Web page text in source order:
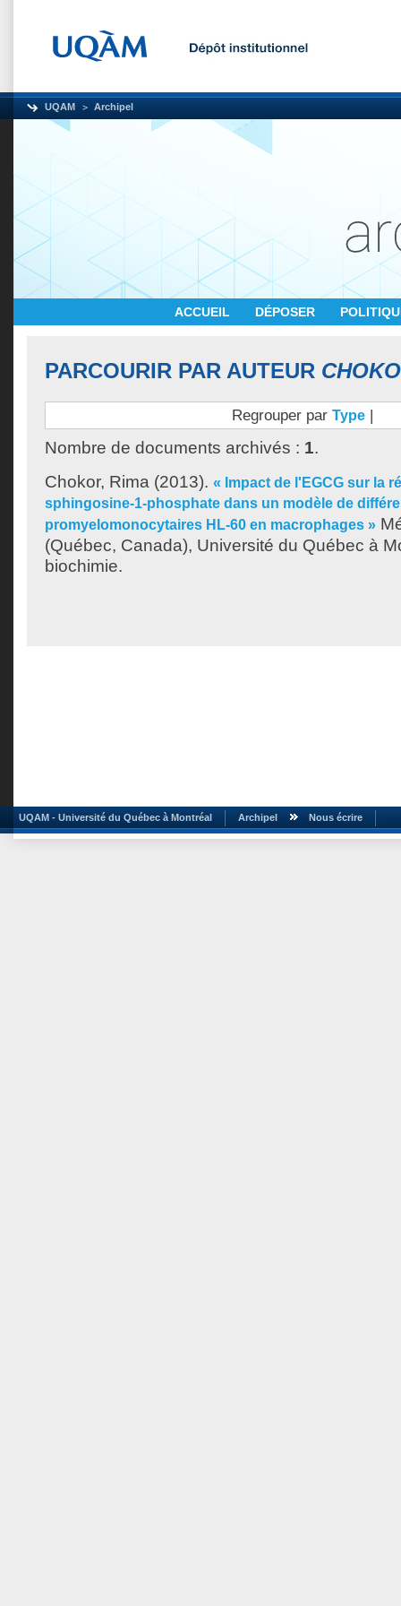
UQAM Archipel
ACCUEIL DÉPOSER
PARCOURIR PAR AUTEUR
Regrouper par Type |
Nombre de documents archivés : 1.
Chokor, Rima (2013). « Impact de l'EGCG sur la
sphingosine-1-phosphate dans un modèle de
promyelomonocytaires HL-60 en macrophages »
(Québec, Canada), Université du Québec à
biochimie.
UQAM - Université du Québec à Montréal Archipel Nous écrire